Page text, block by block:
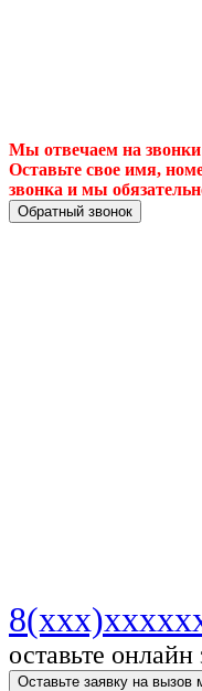
Мы отвечаем на звонки
Оставьте свое имя,
звонка и мы
Обратный звонок
оставьте
Оставьте заявку на вызов